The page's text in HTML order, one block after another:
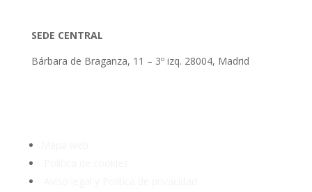
SEDE CENTRAL
Bárbara de Braganza, 11 – 3º izq. 28004, Madrid